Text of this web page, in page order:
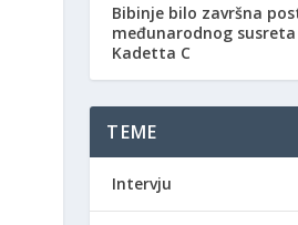
Bibinje bilo završna
međunarodnog susreta
Kadetta C
TEME
Intervju